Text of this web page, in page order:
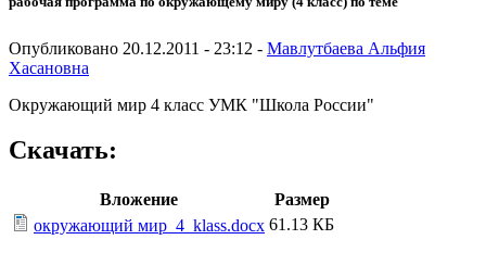
Опубликовано 20.12.2011 - 23:12 - Мавлутбаева Альфия
Хасановна
Окружающий мир 4 класс УМК "Школа России"
Скачать:
Вложение
Размер
окружающий мир_4_klass.docx 61.13 КБ